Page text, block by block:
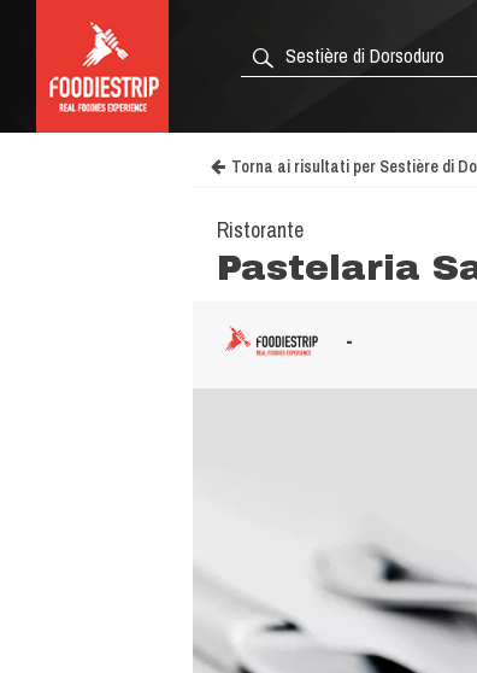
Torna ai risultati per Sestière di
Ristorante
Pastelaria
-